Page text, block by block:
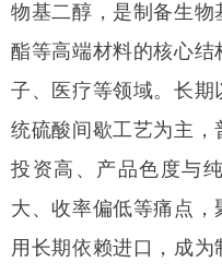
物基二醇，是制备生
酯等高端材料的核心
子、医疗等领域。长
统硫酸间歇工艺为主
投资高、产品色度与
大、收率偏低等痛点
用长期依赖进口，成